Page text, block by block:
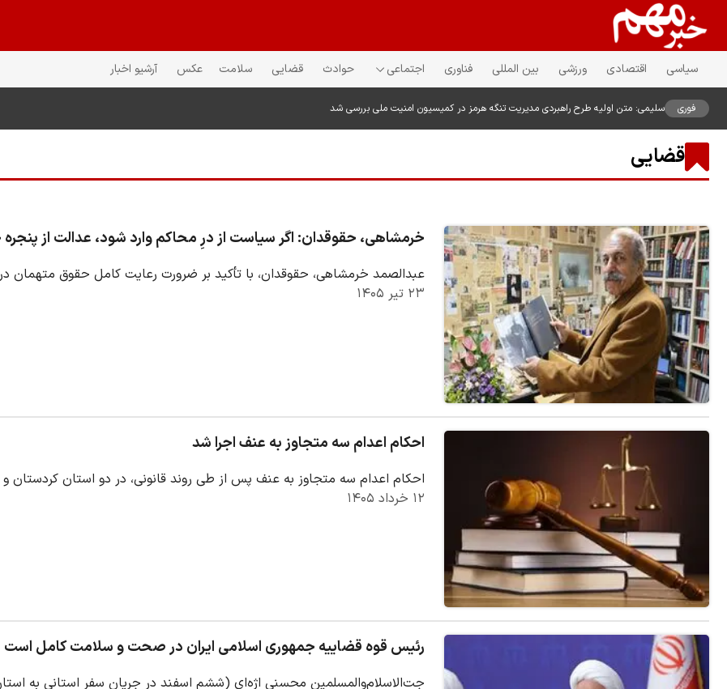
سیاسی اقتصادی ورزشی بین المللی فناوری اجتماعی حوادث قضایی سلامت عکس آرشیو اخبار
فوری سلیمی: متن اولیه طرح راهبردی مدیریت تنگه هرمز در کمیسیون امنیت ملی بررسی شد
قضایی
خرمشاهی، حقوقدان: اگر سیاست از درِ محاکم وارد شود، عدالت از
عبدالصمد خرمشاهی، حقوقدان، با تأکید بر ضرورت رعایت کامل حقوق
۲۳ تیر ۱۴۰۵
احکام اعدام سه متجاوز به عنف اجرا شد
احکام اعدام سه متجاوز به عنف پس از طی روند قانونی، در دو استان کردستان و
۱۲ خرداد ۱۴۰۵
رئیس قوه قضاییه جمهوری اسلامی ایران در صحت و سلامت کامل است
جت‌الاسلام‌والمسلمین محسنی اژه‌ای (ششم اسفند در جریان سفر استانی به